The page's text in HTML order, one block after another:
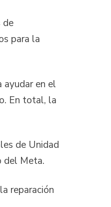
de
para la
en el
En total, la
de Unidad
del Meta.
reparación